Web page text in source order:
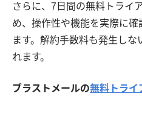
さらに、7日間の無料トライ
め、操作性や機能を実際に
ます。解約手数料も発生しな
れます。
ブラストメールの無料トライ